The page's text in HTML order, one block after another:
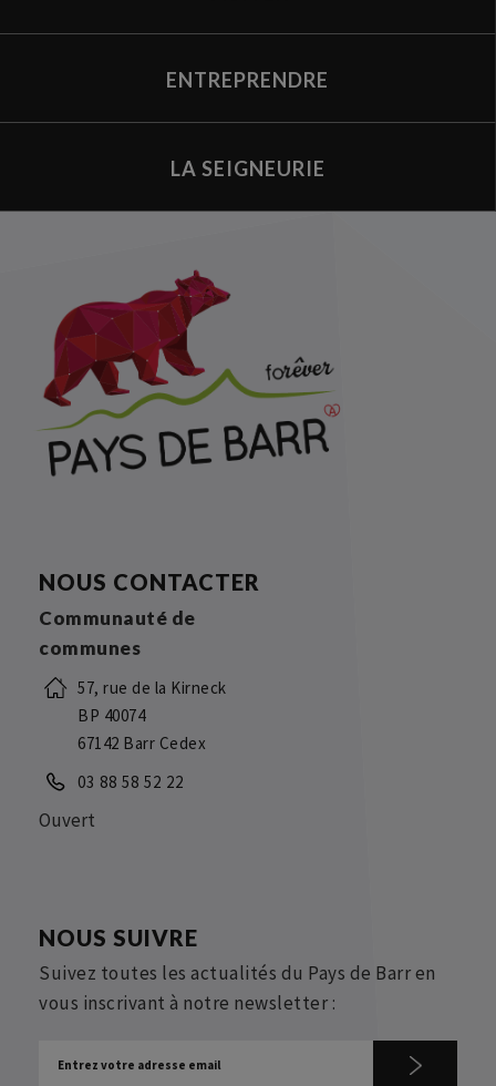
ENTREPRENDRE
LA SEIGNEURIE
NOUS CONTACTER
Communauté de
communes
57, rue de la Kirneck
BP 40074
67142 Barr Cedex
03 88 58 52 22
Ouvert
NOUS SUIVRE
Suivez toutes les actualités du Pays de Barr en
vous inscrivant à notre newsletter :